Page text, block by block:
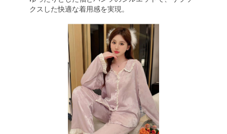
クスした快適な着用感を実現。